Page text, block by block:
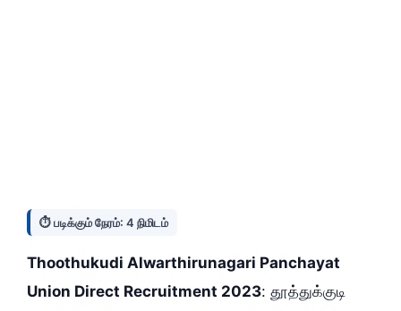
⏱️ படிக்கும் நேரம்: 4 நிமிடம்
Thoothukudi Alwarthirunagari Panchayat
Union Direct Recruitment 2023: தூத்துக்குடி